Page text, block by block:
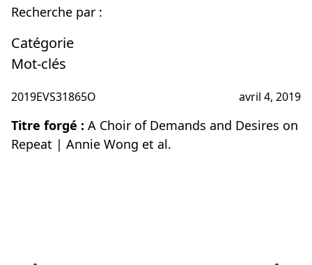
Recherche par :
Catégorie
Mot-clés
2019EVS31865O avril 4, 2019
Titre forgé : A Choir of Demands and Desires on
Repeat | Annie Wong et al.